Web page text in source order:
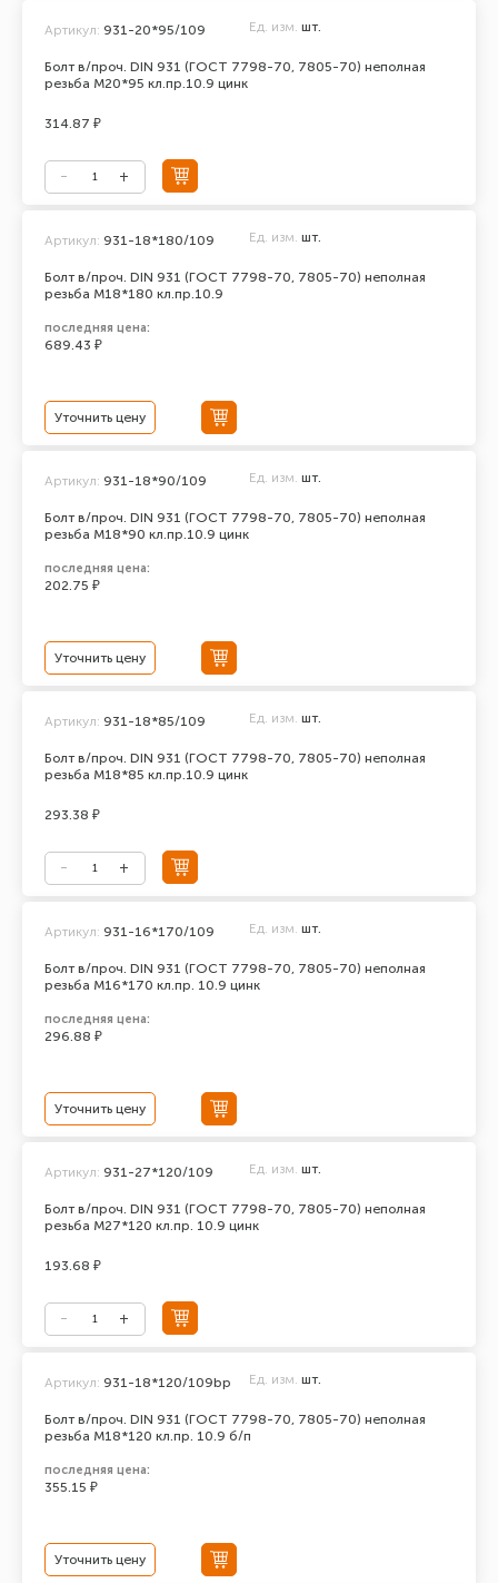
Болт в/проч. DIN 931 (ГОСТ 7798-70, 7805-70) неполная
резьба М20*95 кл.пр.10.9 цинк
Артикул: 931-20*95/109 Ед. изм. шт.
314.87 ₽
Болт в/проч. DIN 931 (ГОСТ 7798-70, 7805-70) неполная
резьба М18*180 кл.пр.10.9
Артикул: 931-18*180/109 Ед. изм. шт.
последняя цена:
689.43 ₽
Уточнить цену
Болт в/проч. DIN 931 (ГОСТ 7798-70, 7805-70) неполная
резьба М18*90 кл.пр.10.9 цинк
Артикул: 931-18*90/109 Ед. изм. шт.
последняя цена:
202.75 ₽
Уточнить цену
Болт в/проч. DIN 931 (ГОСТ 7798-70, 7805-70) неполная
резьба М18*85 кл.пр.10.9 цинк
Артикул: 931-18*85/109 Ед. изм. шт.
293.38 ₽
Болт в/проч. DIN 931 (ГОСТ 7798-70, 7805-70) неполная
резьба М16*170 кл.пр. 10.9 цинк
Артикул: 931-16*170/109 Ед. изм. шт.
последняя цена:
296.88 ₽
Уточнить цену
Болт в/проч. DIN 931 (ГОСТ 7798-70, 7805-70) неполная
резьба М27*120 кл.пр. 10.9 цинк
Артикул: 931-27*120/109 Ед. изм. шт.
193.68 ₽
Болт в/проч. DIN 931 (ГОСТ 7798-70, 7805-70) неполная
резьба М18*120 кл.пр. 10.9 б/п
Артикул: 931-18*120/109bp Ед. изм. шт.
последняя цена:
355.15 ₽
Уточнить цену